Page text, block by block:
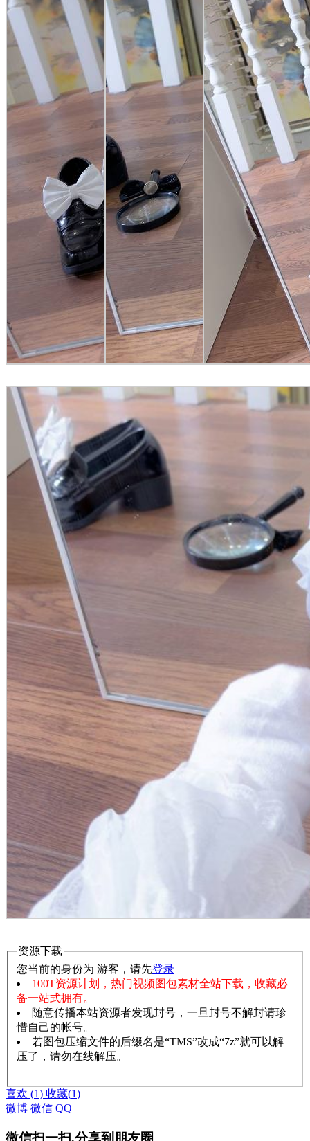
资源下载
您当前的身份为 游客，请先登录
100T资源计划，热门视频图包素材全站下载，收藏必
备一站式拥有。
随意传播本站资源者发现封号，一旦封号不解封请珍
惜自己的帐号。
若图包压缩文件的后缀名是“TMS”改成“7z”就可以解
压了，请勿在线解压。
喜欢 (1) 收藏(1)
微博 微信 QQ
微信扫一扫,分享到朋友圈